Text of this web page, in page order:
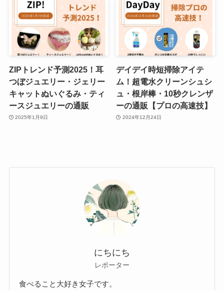
ZIPトレンド予測2025！耳
つぼジュエリー・ジェリー
キャットぬいぐるみ・ティ
ースジュエリーの通販
2025年1月9日
デイデイ時短掃除アイテ
ム！超電水クリーンシュシ
ュ・根岸棒・10秒クレンザ
ーの通販【プロの高速技】
2024年12月24日
にちにち
レポーター
食べること大好き女子です。